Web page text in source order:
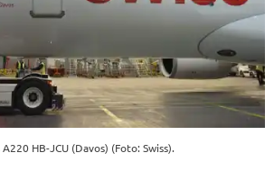
HB-JCU (Davos) (Foto: Swiss).